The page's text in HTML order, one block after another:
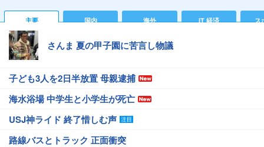
主要 国内 海外 IT 経済 ス
さんま 夏の甲子園に苦言し物議
子ども3人を2日半放置 母親逮捕
海水浴場 中学生と小学生が死亡
USJ神ライド 終了惜しむ声
路線バスとトラック 正面衝突